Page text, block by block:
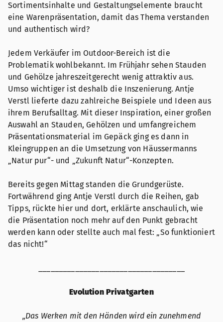
Sortimentsinhalte und Gestaltungselemente braucht
eine Warenpräsentation, damit das Thema verstanden
und authentisch wird?
Jedem Verkäufer im Outdoor-Bereich ist die
Problematik wohlbekannt. Im Frühjahr sehen Stauden
und Gehölze jahreszeitgerecht wenig attraktiv aus.
Umso wichtiger ist deshalb die Inszenierung. Antje
Verstl lieferte dazu zahlreiche Beispiele und Ideen aus
ihrem Berufsalltag. Mit dieser Inspiration, einer großen
Auswahl an Stauden, Gehölzen und umfangreichem
Präsentationsmaterial im Gepäck ging es dann in
Kleingruppen an die Umsetzung von Häussermanns
„Natur pur“- und „Zukunft Natur“-Konzepten.
Bereits gegen Mittag standen die Grundgerüste.
Fortwährend ging Antje Verstl durch die Reihen, gab
Tipps, rückte hier und dort, erklärte anschaulich, wie
die Präsentation noch mehr auf den Punkt gebracht
werden kann oder stellte auch mal fest: „So funktioniert
das nicht!“
Evolution Privatgarten
„Das Werken mit den Händen wird ein zunehmend